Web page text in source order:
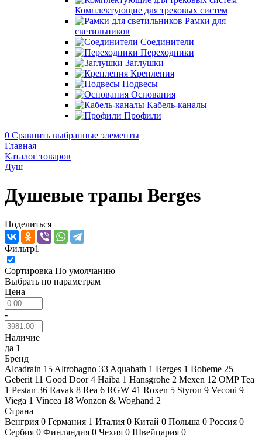
Комплектующие для трековых систем
Рамки для
светильников
Соединители
Переходники
Заглушки
Крепления
Подвесы
Основания
Кабель-каналы
Профили
0 Сравнить выбранные элементы
Главная
Каталог товаров
Душ
Душевые трапы Berges
Поделиться
Фильтр1
Сортировка По умолчанию
Выбрать по параметрам
Цена
-
Наличие
да 1
Бренд
Alcadrain 15 Altrobagno 33 Aquabath 1 Berges 1 Boheme 25
Geberit 11 Good Door4 Haiba 1 Hansgrohe 2 Mexen 12 OMP Tea
1 Pestan 36 Ravak 8 Rea 6 RGW 41 Roxen 5 Styron 9 Veconi 9
Viega 1 Vincea 18 Wonzon & Woghand 2
Страна
Венгрия 0 Германия 1 Италия 0 Китай 0 Польша 0 Россия 0
Сербия 0 Финляндия 0 Чехия 0 Швейцария 0